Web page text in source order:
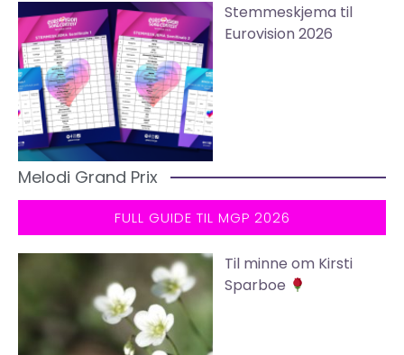
Stemmeskjema til
Eurovision 2026
Melodi Grand Prix
FULL GUIDE TIL MGP 2026
Til minne om Kirsti
Sparboe